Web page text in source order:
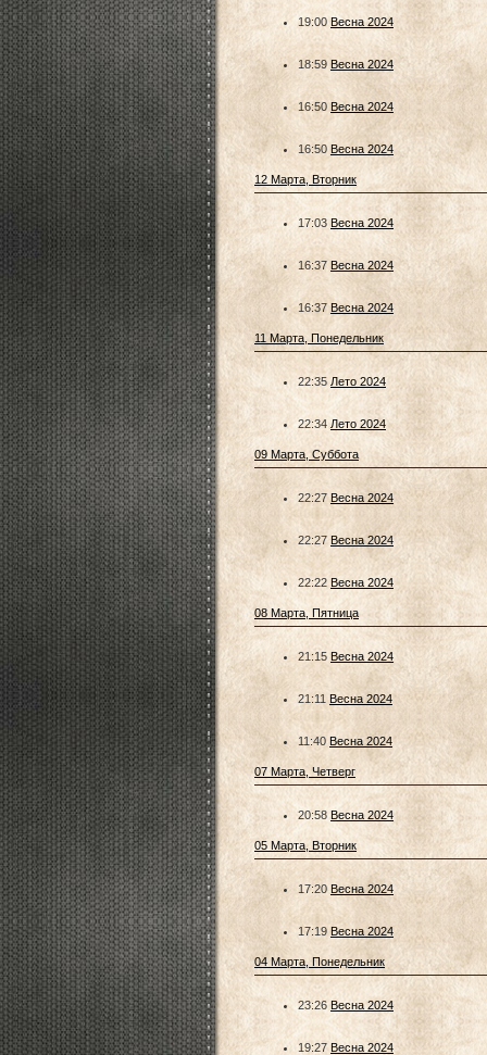
19:00 Весна 2024
18:59 Весна 2024
16:50 Весна 2024
16:50 Весна 2024
12 Марта, Вторник
17:03 Весна 2024
16:37 Весна 2024
16:37 Весна 2024
11 Марта, Понедельник
22:35 Лето 2024
22:34 Лето 2024
09 Марта, Суббота
22:27 Весна 2024
22:27 Весна 2024
22:22 Весна 2024
08 Марта, Пятница
21:15 Весна 2024
21:11 Весна 2024
11:40 Весна 2024
07 Марта, Четверг
20:58 Весна 2024
05 Марта, Вторник
17:20 Весна 2024
17:19 Весна 2024
04 Марта, Понедельник
23:26 Весна 2024
19:27 Весна 2024